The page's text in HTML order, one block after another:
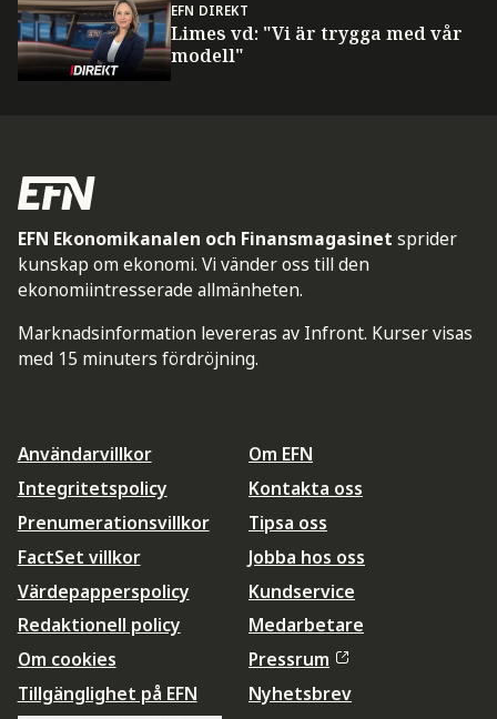
EFN DIREKT
Limes vd: "Vi är trygga med vår
modell"
EFN Ekonomikanalen och Finansmagasinet sprider
kunskap om ekonomi. Vi vänder oss till den
ekonomiintresserade allmänheten.
Marknadsinformation levereras av Infront. Kurser visas
med 15 minuters fördröjning.
Användarvillkor
Integritetspolicy
Prenumerationsvillkor
FactSet villkor
Värdepapperspolicy
Redaktionell policy
Om cookies
Tillgänglighet på EFN
Om EFN
Kontakta oss
Tipsa oss
Jobba hos oss
Kundservice
Medarbetare
Pressrum
Nyhetsbrev